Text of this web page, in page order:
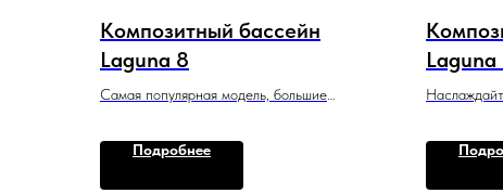
Композитный бассейн
Laguna 8
Самая популярная модель, большие
семьей.
8 м x 3,5 м x 1,55 м
Подробнее
Laguna
плавания.
2,2 м x 2,2